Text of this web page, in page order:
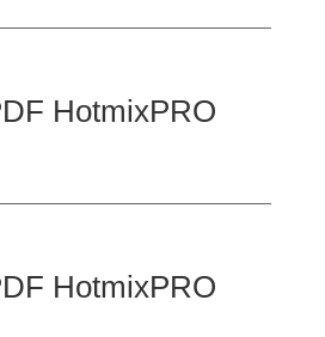
HotmixPRO
HotmixPRO